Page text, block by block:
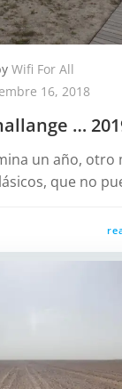
Wifi For All
16, 2018
…
un año, otro
que no